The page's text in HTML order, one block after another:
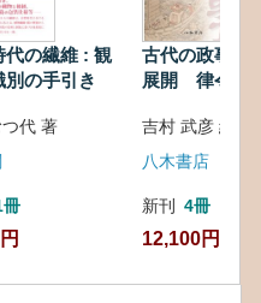
代の繊維 : 観
別の手引き
代 著
冊
古代の政事と
展開 律令・
吉村 武彦 編集
八木書店
新刊 4冊
12,100円